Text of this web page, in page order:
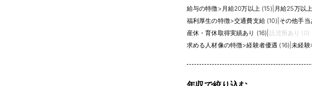
給与の特徴> 月給20万以上 (15) 月給25万以
福利厚生の特徴>交通費支給 (10) その他手当
産休・育休取得実績あり (16) 託児所あり (0)
求める人材像の特徴>経験者優遇 (16) |未経験